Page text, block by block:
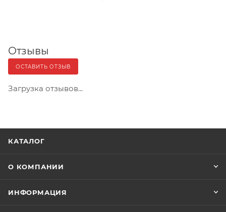
Отзывы
ОСТАВИТЬ ОТЗЫВ
Загрузка отзывов...
КАТАЛОГ
О КОМПАНИИ
ИНФОРМАЦИЯ